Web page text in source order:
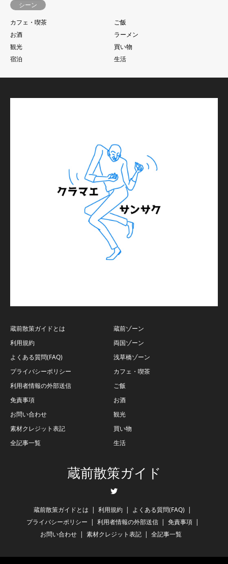
シーン
カフェ・喫茶
ご飯
お酒
ラーメン
観光
買い物
宿泊
生活
蔵前散策ガイドとは
利用規約
よくある質問(FAQ)
プライバシーポリシー
利用者情報の外部送信
免責事項
お問い合わせ
素材クレジット表記
全記事一覧
蔵前ゾーン
両国ゾーン
浅草橋ゾーン
カフェ・喫茶
ご飯
お酒
観光
買い物
生活
蔵前散策ガイド
蔵前散策ガイドとは 利用規約
よくある質問(FAQ)
プライバシーポリシー
利用者情報の外部送信
免責事項
お問い合わせ
素材クレジット表記 全記事一覧